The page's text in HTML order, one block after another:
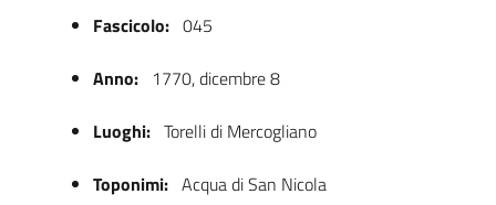
Fascicolo: 045
Anno: 1770, dicembre 8
Luoghi: Torelli di Mercogliano
Toponimi: Acqua di San Nicola